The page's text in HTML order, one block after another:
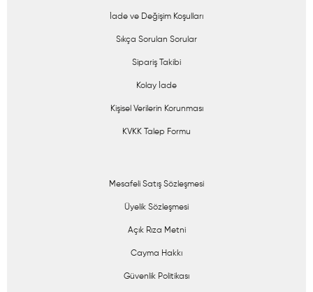
İade ve Değişim Koşulları
Sıkça Sorulan Sorular
Sipariş Takibi
Kolay İade
Kişisel Verilerin Korunması
KVKK Talep Formu
Mesafeli Satış Sözleşmesi
Üyelik Sözleşmesi
Açık Rıza Metni
Cayma Hakkı
Güvenlik Politikası